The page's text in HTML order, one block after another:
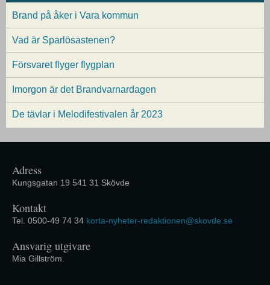
Brand på åker i Vara kommun
Vad är Sparlösastenen?
Försvaret flyger flygplan
Imorgon är det Brandvarnardagen
De tävlar i Melodifestivalen år 2023
Adress
Kungsgatan 19 541 31 Skövde
Kontakt
Tel. 0500-49 74 34 korta-nyheter-redaktionen@skovde.se
Ansvarig utgivare
Mia Gillström.